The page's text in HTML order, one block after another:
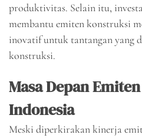
produktivitas. Selain itu,
membantu emiten konstruksi
inovatif untuk tantangan yang
konstruksi.
Masa Depan
Indonesia
Meski diperkirakan kinerja